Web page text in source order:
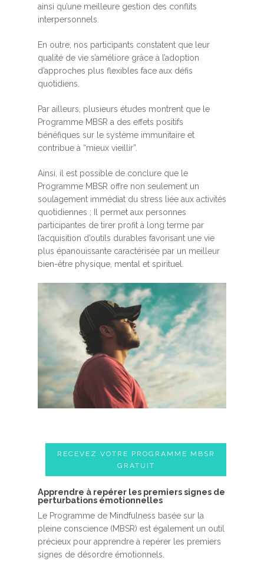
ainsi qu’une meilleure gestion des conflits
interpersonnels.
En outre, nos participants constatent que leur
qualité de vie s’améliore grâce à l’adoption
d’approches plus flexibles face aux défis
quotidiens.
Par ailleurs, plusieurs études montrent que le
Programme MBSR a des effets positifs
bénéfiques sur le système immunitaire et
contribue à “mieux vieillir”.
Ainsi, il est possible de conclure que le
Programme MBSR offre non seulement un
soulagement immédiat du stress liée aux activités
quotidiennes ; Il permet aux personnes
participantes de tirer profit à long terme par
l’acquisition d’outils durables favorisant une vie
plus épanouissante caractérisée par un meilleur
bien-être physique, mental et spirituel.
RECEVEZ VOTRE PROGRAMME MBSR
GRATUIT
A​pprendre à repérer les premiers signes de
perturbations émotionnelles
Le Programme de Mindfulness basée sur la
pleine conscience (MBSR) est également un outil
précieux pour apprendre à repérer les premiers
signes de désordre émotionnels.